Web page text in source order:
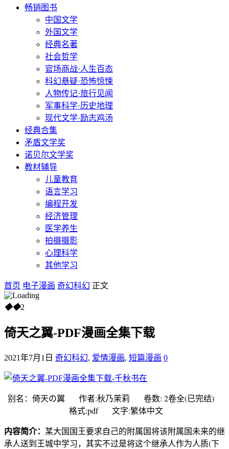
畅销图书
中国文学
外国文学
经典名著
社会哲学
官场商战·人生百态
科幻悬疑·恐怖惊悚
人物传记·旅行见闻
军事科学·历史地理
现代文学·励志鸡汤
经典合集
矛盾文学奖
诺贝尔文学奖
教材辅导
儿童教育
语言学习
编程开发
经济管理
医学养生
拍摄摄影
心理科学
其他学习
首页 电子漫画 奇幻科幻 正文
◆◆2
倚天之翼-PDF漫画全集下载
2021年7月1日 奇幻科幻, 爱情漫画, 短篇漫画 0
别名：倚天の翼 作者:秋乃茉莉 卷数: 2卷全(已完结)
格式:pdf 文字:繁体中文
内容简介： 某大国国王要求自己的附属国将该附属国未来的继
承人送到王城中学习，其实不过是将这个继承人作为人质(下